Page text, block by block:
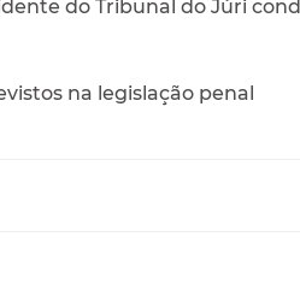
do Tribunal do Júri
na legislação penal